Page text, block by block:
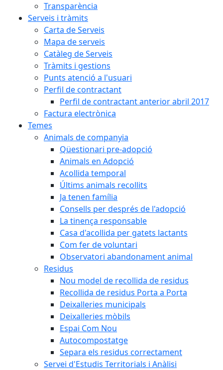
Transparència
Serveis i tràmits
Carta de Serveis
Mapa de serveis
Catàleg de Serveis
Tràmits i gestions
Punts atenció a l'usuari
Perfil de contractant
Perfil de contractant anterior abril 2017
Factura electrònica
Temes
Animals de companyia
Qüestionari pre-adopció
Animals en Adopció
Acollida temporal
Últims animals recollits
Ja tenen família
Consells per després de l'adopció
La tinença responsable
Casa d'acollida per gatets lactants
Com fer de voluntari
Observatori abandonament animal
Residus
Nou model de recollida de residus
Recollida de residus Porta a Porta
Deixalleries municipals
Deixalleries mòbils
Espai Com Nou
Autocompostatge
Separa els residus correctament
Servei d'Estudis Territorials i Anàlisi